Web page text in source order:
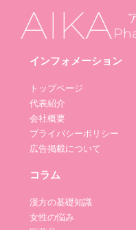
インフォメーション
トップページ
代表紹介
会社概要
プライバシーポリシー
広告掲載について
コラム
漢方の基礎知識
女性の悩み